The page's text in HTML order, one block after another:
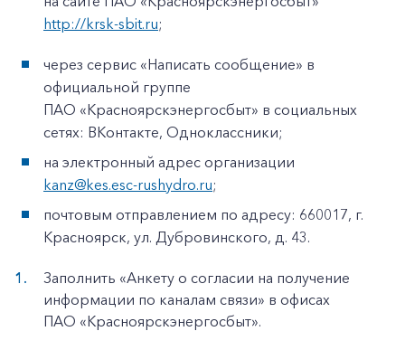
http://krsk-sbit.ru;
через сервис «Написать сообщение» в
официальной группе
ПАО «Красноярскэнергосбыт» в социальных
сетях: ВКонтакте, Одноклассники;
на электронный адрес организации
kanz@kes.esc-rushydro.ru;
почтовым отправлением по адресу: 660017, г.
Красноярск, ул. Дубровинского, д. 43.
Заполнить «Анкету о согласии на получение
информации по каналам связи» в офисах
ПАО «Красноярскэнергосбыт».